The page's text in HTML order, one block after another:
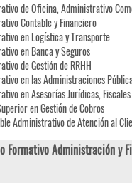
de Oficina, Administrativo
Contable y Financiero
en Logística y Transporte
en Banca y Seguros
de Gestión de RRHH
en las Administraciones
en Asesorías Jurídicas,
en Gestión de Cobros
Administrativo de Atención al
Formativo Administración y